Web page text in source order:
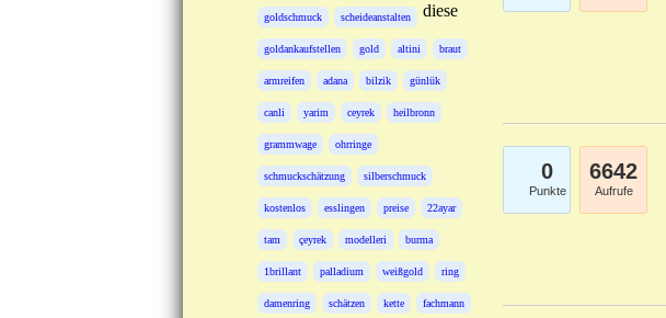
goldschmuck scheideanstalten
goldankaufstellen gold altini braut
armreifen adana bilzik günlük
canli yarim ceyrek heilbronn
grammwage ohrringe
schmuckschätzung silberschmuck
kostenlos esslingen preise 22ayar
tam çeyrek modelleri burma
1brillant palladium weißgold ring
damenring schätzen kette fachmann
diese
0
Punkte
6642
Aufrufe